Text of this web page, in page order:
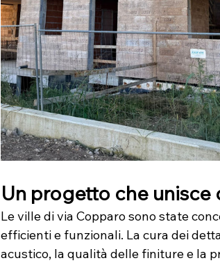
Un progetto che unisce
Le ville di via Copparo sono state
efficienti e funzionali. La cura dei
acustico, la qualità delle finiture e la